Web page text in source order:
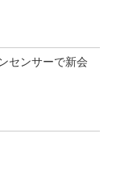
センサーで新会